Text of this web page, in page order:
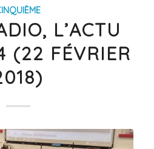
L’ACTU
(22 FÉVRIER